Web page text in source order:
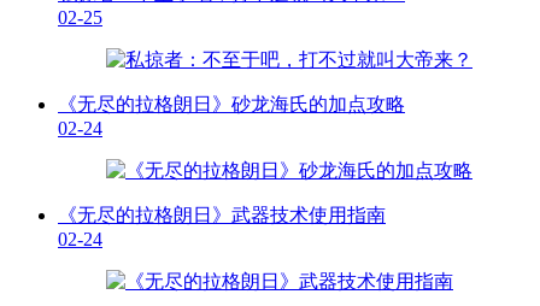
02-25
《无尽的拉格朗日》砂龙海氏的加点攻略
02-24
《无尽的拉格朗日》武器技术使用指南
02-24